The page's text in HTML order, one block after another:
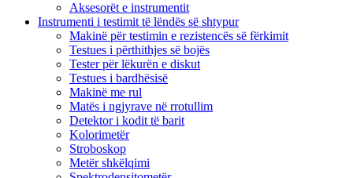
Aksesorët e instrumentit
Instrumenti i testimit të lëndës së shtypur
Makinë për testimin e rezistencës së fërkimit
Testues i përthithjes së bojës
Tester për lëkurën e diskut
Testues i bardhësisë
Makinë me rul
Matës i ngjyrave në rrotullim
Detektor i kodit të barit
Kolorimetër
Stroboskop
Metër shkëlqimi